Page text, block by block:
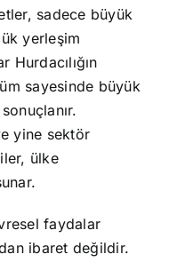
sadece büyük
yerleşim
Hurdacılığın
sayesinde büyük
yine sektör
ülke
faydalar
ibaret değildir.